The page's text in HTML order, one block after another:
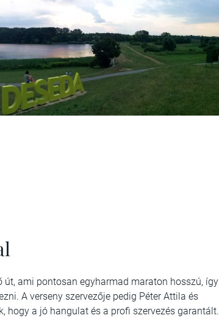
ami pontosan egyharmad maraton hosszú, így
A verseny szervezője pedig Péter Attila és
hogy a jó hangulat és a profi szervezés garantált.